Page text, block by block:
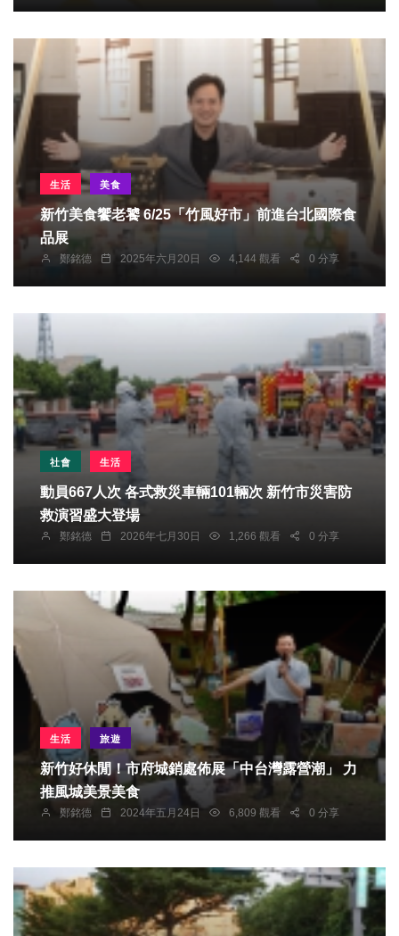
生活 美食
新竹美食饗老饕 6/25「竹風好市」前進台北國際食
品展
鄭銘德 2025年六月20日 4,144 觀看 0 分享
社會 生活
動員667人次 各式救災車輛101輛次 新竹市災害防
救演習盛大登場
鄭銘德 2026年七月30日 1,266 觀看 0 分享
生活 旅遊
新竹好休閒！市府城銷處佈展「中台灣露營潮」 力
推風城美景美食
鄭銘德 2024年五月24日 6,809 觀看 0 分享